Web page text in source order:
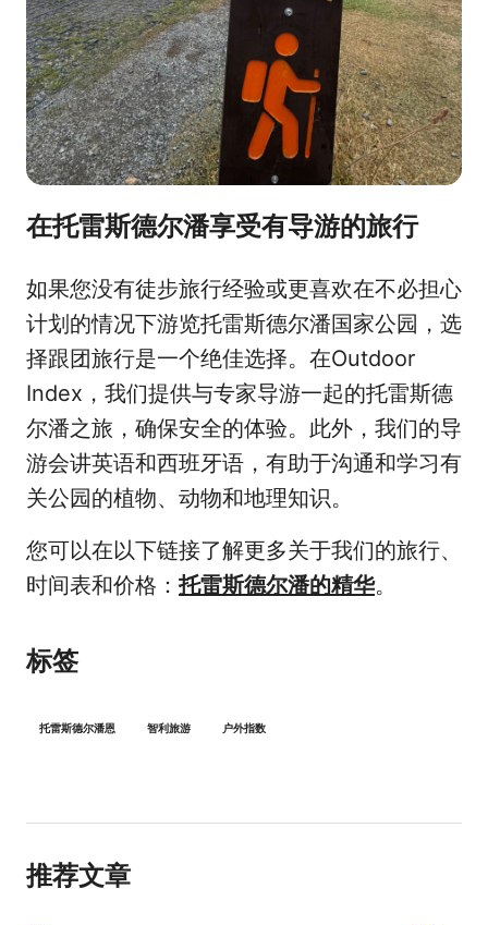
在托雷斯德尔潘享受有导游的旅行
如果您没有徒步旅行经验或更喜欢在不必担心
计划的情况下游览托雷斯德尔潘国家公园，选
择跟团旅行是一个绝佳选择。在Outdoor
Index，我们提供与专家导游一起的托雷斯德
尔潘之旅，确保安全的体验。此外，我们的导
游会讲英语和西班牙语，有助于沟通和学习有
关公园的植物、动物和地理知识。
您可以在以下链接了解更多关于我们的旅行、
时间表和价格： 托雷斯德尔潘的精华。
标签
托雷斯德尔潘恩 智利旅游 户外指数
推荐文章